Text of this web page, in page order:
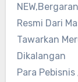
Resmi Dari
Tawarkan
Dikalangan
Para